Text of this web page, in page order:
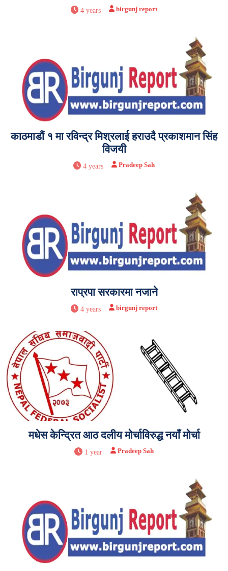
4 years birgunj report
काठमाडौं १ मा रविन्द्र मिश्रलाई हराउदै प्रकाशमान सिंह
विजयी
4 years Pradeep Sah
राप्रपा सरकारमा नजाने
4 years birgunj report
मधेस केन्द्रित आठ दलीय मोर्चाविरुद्ध नयाँ मोर्चा
1 year Pradeep Sah